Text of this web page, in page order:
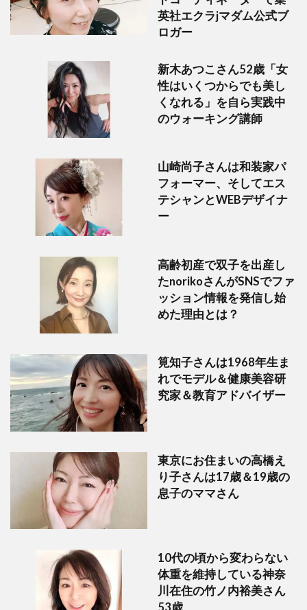
英社エクラjマダム公式ブ
ロガー
新木あつこさん52歳「女
性はいくつからでも美し
くなれる」を自ら実践中
のウォーキング講師
山崎尚子さんは和装家パ
フォーマー、そしてエス
テシャンとWEBデザイナ
ー
高齢初産で双子を出産し
たnorikoさんがSNSでファ
ッション情報を発信し始
めた理由とは？
筧知子さんは1968年生ま
れでモデル＆健康美容研
究家＆教育アドバイザー
東京にお住まいの高橋え
り子さんは17歳＆19歳の
息子のママさん
10代の頃から変わらない
体重を維持している神奈
川在住の竹ノ内裕美さん